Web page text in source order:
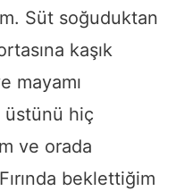
Süt soğuduktan
kaşık
mayamı
üstünü hiç
ve orada
beklettiğim